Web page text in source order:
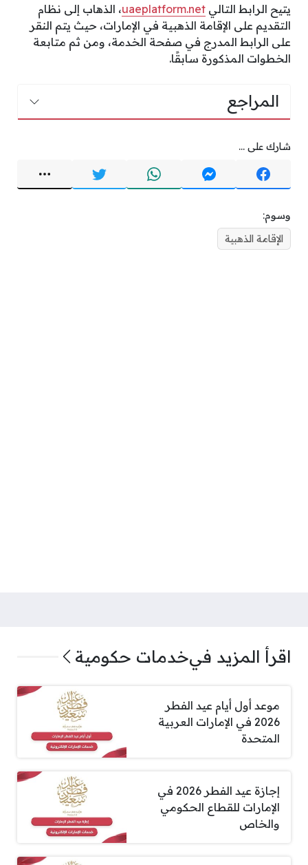
يتيح الرابط التالي uaeplatform.net، الذهاب إلى نظام
التقديم على الإقامة الذهبية في الإمارات، حيث يتم النقر
على الرابط المدرج في صفحة الخدمة، ومن ثم متابعة
الخطوات المذكورة سابقًا.
المراجع
شارك على ...
وسوم:
الإقامة الذهبية
اقرأ المزيد فيخدمات حكومية
موعد أول أيام عيد الفطر
2026 في الإمارات العربية
المتحدة
إجازة عيد الفطر 2026 في
الإمارات للقطاع الحكومي
والخاص